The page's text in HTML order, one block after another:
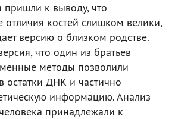
пришли к выводу, что
отличия костей слишком велики,
версию о близком родстве.
что один из братьев
методы позволили
остатки ДНК и частично
информацию. Анализ
принадлежали к